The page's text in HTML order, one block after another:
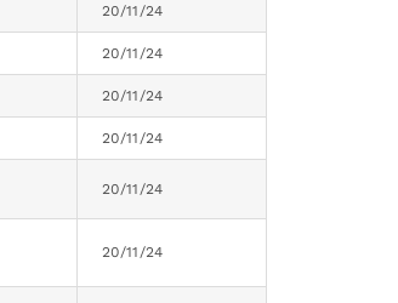
20/11/24
20/11/24
20/11/24
20/11/24
20/11/24
20/11/24